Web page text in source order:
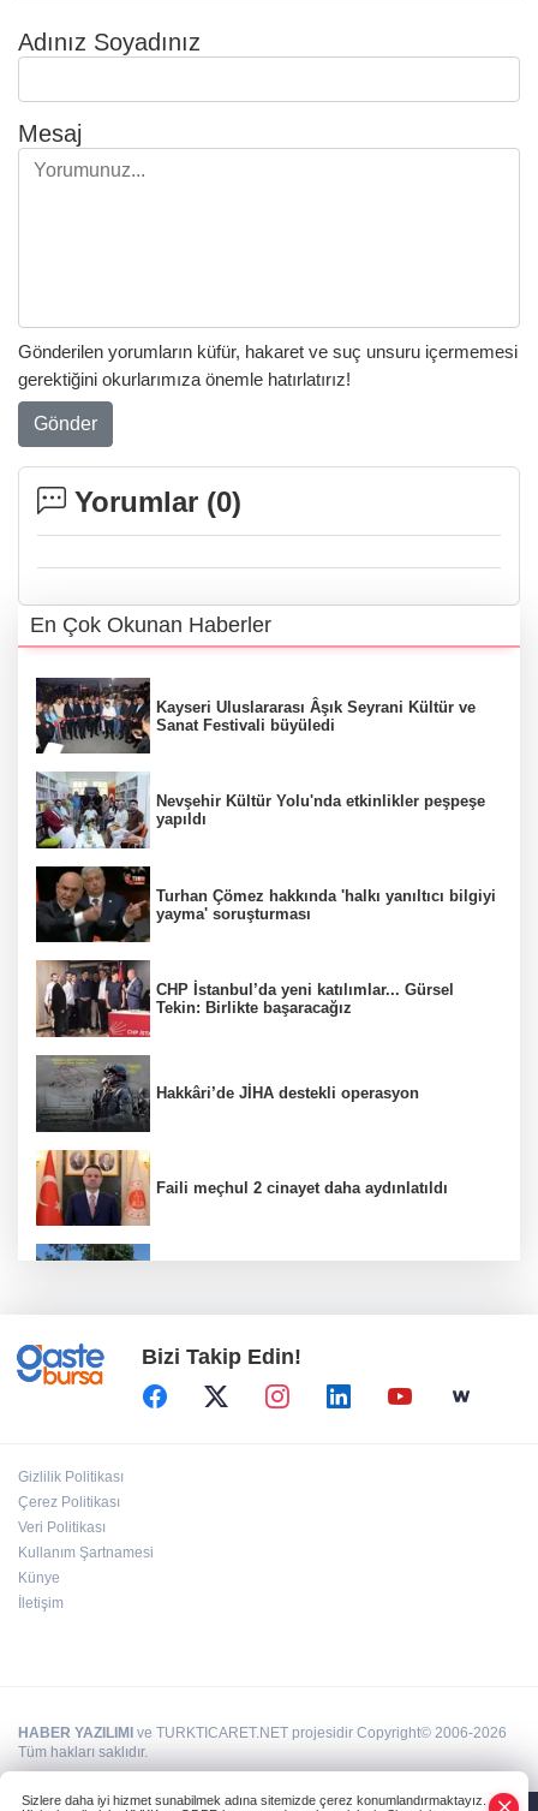
Adınız Soyadınız
Mesaj
Gönderilen yorumların küfür, hakaret ve suç unsuru içermemesi
gerektiğini okurlarımıza önemle hatırlatırız!
Gönder
Yorumlar (0)
En Çok Okunan Haberler
Kayseri Uluslararası Âşık Seyrani Kültür ve
Sanat Festivali büyüledi
Nevşehir Kültür Yolu'nda etkinlikler peşpeşe
yapıldı
Turhan Çömez hakkında 'halkı yanıltıcı bilgiyi
yayma' soruşturması
CHP İstanbul’da yeni katılımlar... Gürsel
Tekin: Birlikte başaracağız
Hakkâri’de JİHA destekli operasyon
Faili meçhul 2 cinayet daha aydınlatıldı
Bizi Takip Edin!
Gizlilik Politikası
Çerez Politikası
Veri Politikası
Kullanım Şartnamesi
Künye
İletişim
HABER YAZILIMI ve TURKTICARET.NET projesidir Copyright© 2006-2026
Tüm hakları saklıdır.
Sizlere daha iyi hizmet sunabilmek adına sitemizde çerez konumlandırmaktayız.